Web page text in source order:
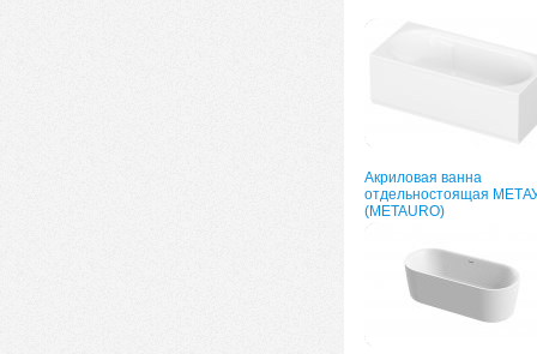
Акриловая ванна
отдельностоящая
(METAURO)